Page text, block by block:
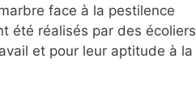
face à la pestilence
été réalisés par des écoliers
et pour leur aptitude à la